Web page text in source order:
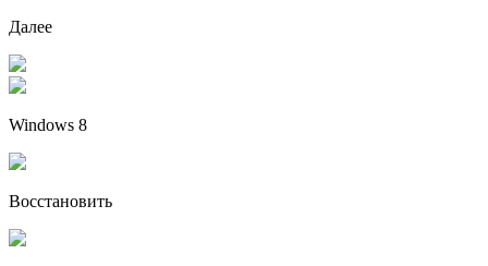
Далее
Windows 8
Восстановить